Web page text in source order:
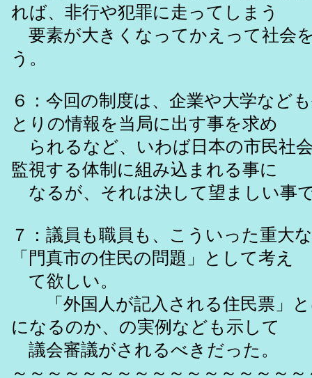
れば、非行や犯罪に走ってしまう
要素が大きくなってかえって社会
う。
６：今回の制度は、企業や大学など
とりの情報を当局に出す事を求め
られるなど、いわば日本の市民社
監視する体制に組み込まれる事に
なるが、それは決して望ましい事
７：議員も職員も、こういった重大
「門真市の住民の問題」として考え
て欲しい。
「外国人が記入される住民票」と
になるのか、の実例なども示して
議会審議がされるべきだった。
～～～～～～～～～～～～～～～～